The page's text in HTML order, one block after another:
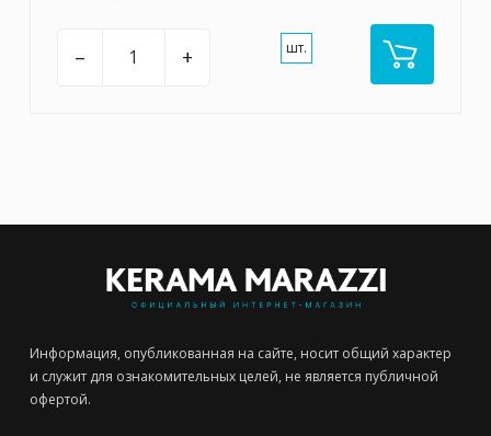
– + шт.
Информация, опубликованная на сайте, носит общий характер
и служит для ознакомительных целей, не является публичной
офертой.